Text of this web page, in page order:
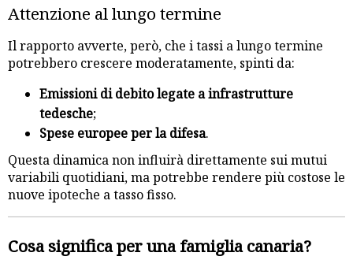
Attenzione al lungo termine
Il rapporto avverte, però, che i tassi a lungo termine
potrebbero crescere moderatamente, spinti da:
Emissioni di debito legate a infrastrutture
tedesche;
Spese europee per la difesa.
Questa dinamica non influirà direttamente sui mutui
variabili quotidiani, ma potrebbe rendere più costose le
nuove ipoteche a tasso fisso.
Cosa significa per una famiglia canaria?